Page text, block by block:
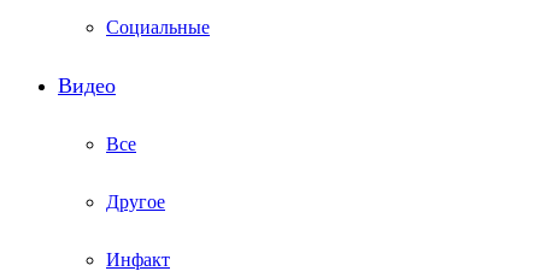
Социальные
Видео
Все
Другое
Инфакт